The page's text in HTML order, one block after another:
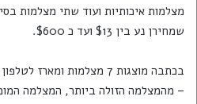
מצלמות איכותיות ועוד שתי מצלמות
שמחירן נע בין $13 ועד כ $600.
בכתבה מוצגות 7 מצלמות
– מהמצלמה הזולה ביותר, המצלמה